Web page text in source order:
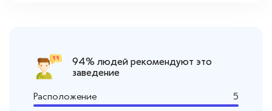
94% людей рекомендуют это
заведение
Расположение 5